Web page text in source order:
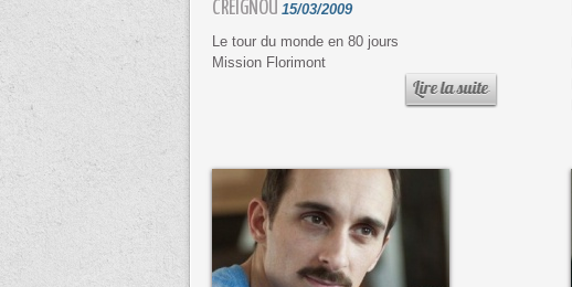
CREIGNOU 15/03/2009
Le tour du monde en 80 jours
Mission Florimont